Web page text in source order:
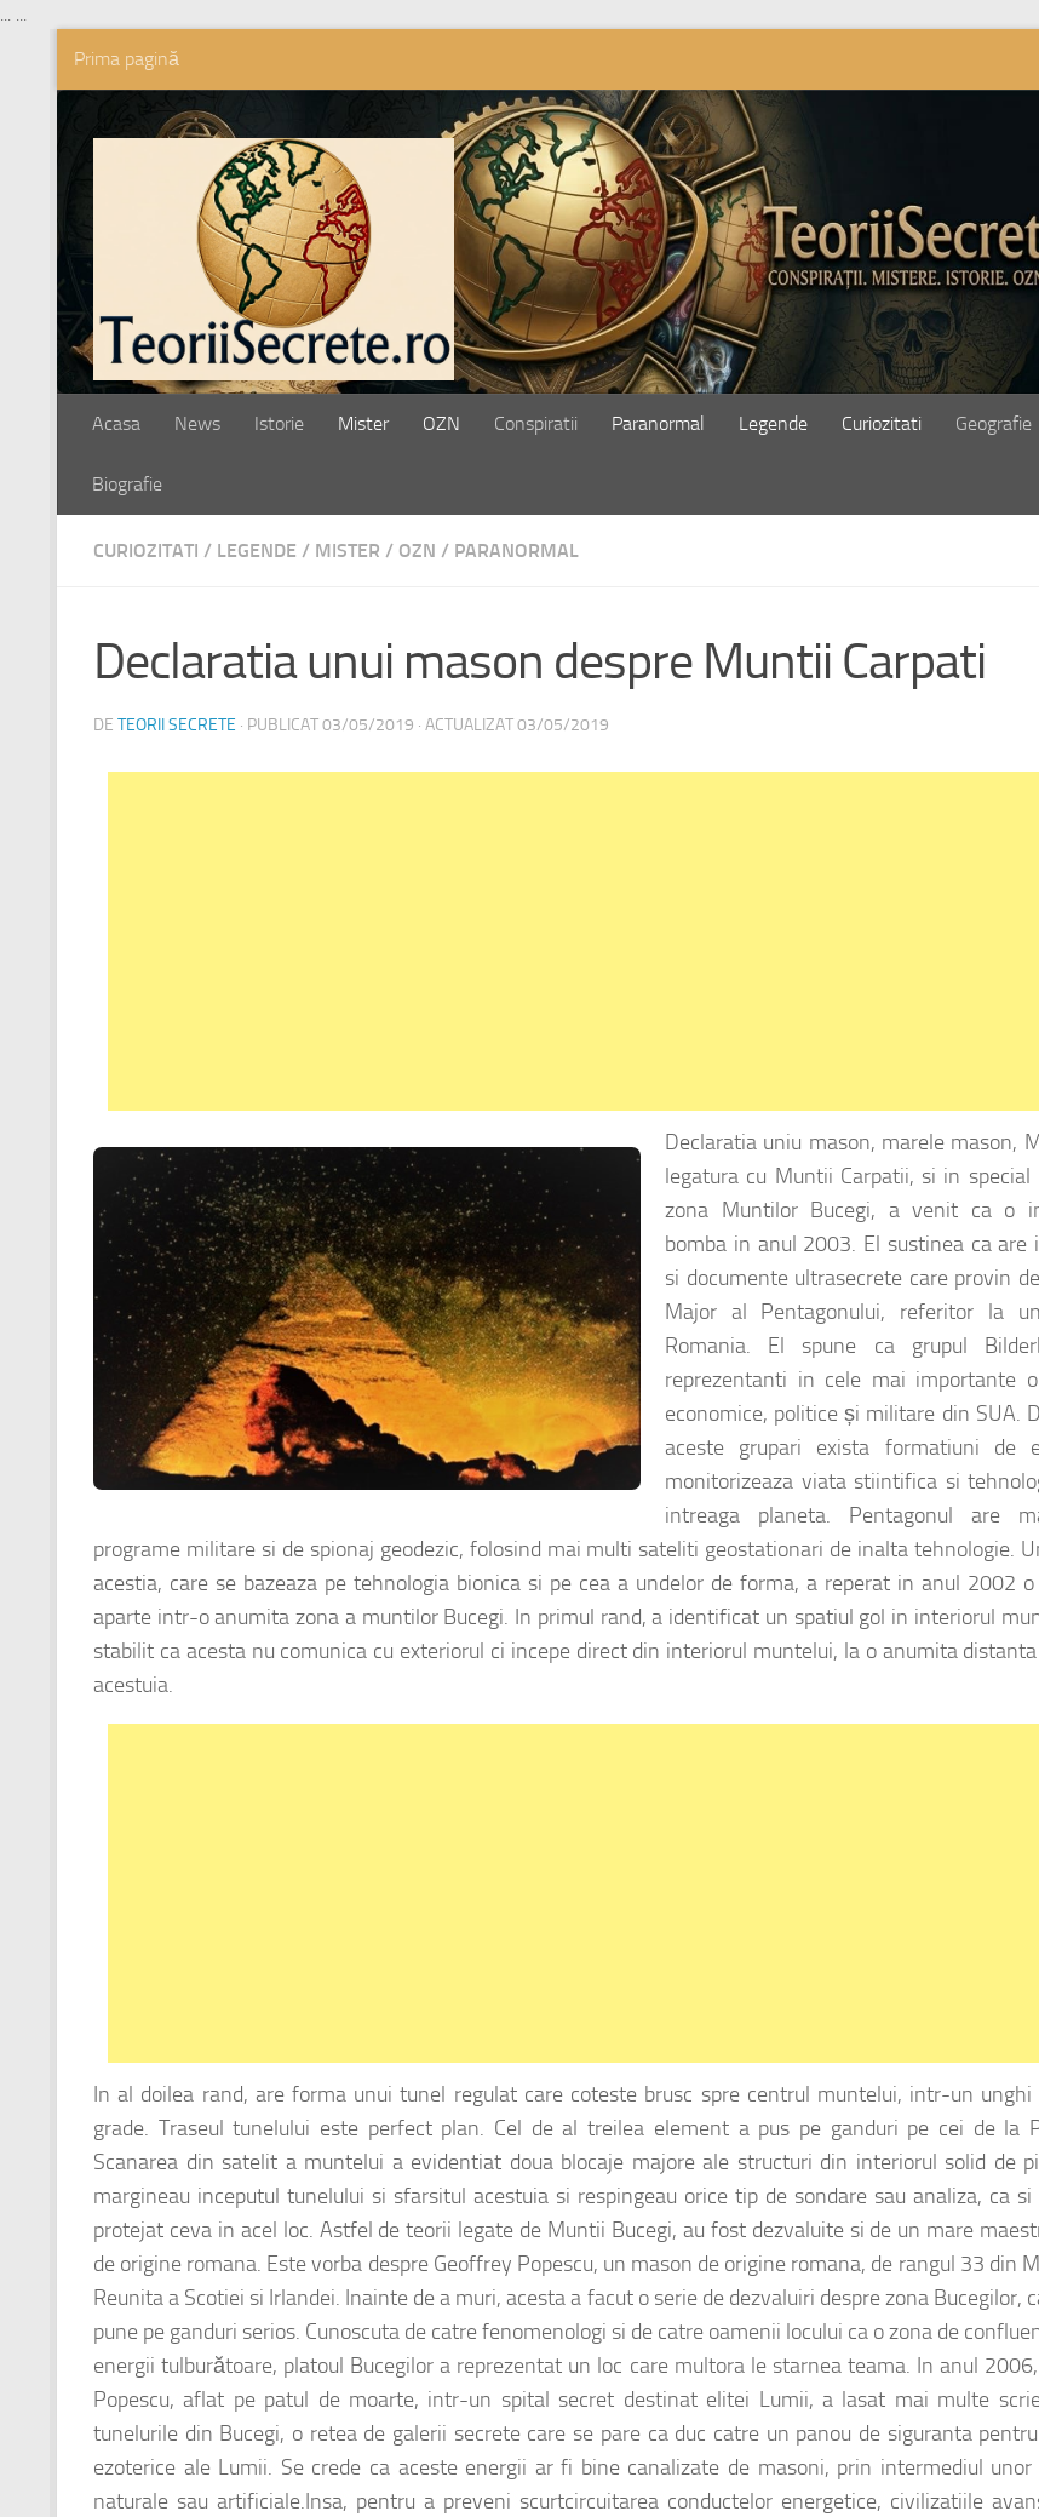
... ...
Skip to content
Prima pagină
Acasa News Istorie Mister OZN Conspiratii Paranormal Legende Curiozitati Geografie
Biografie
CURIOZITATI / LEGENDE / MISTER / OZN / PARANORMAL
Declaratia unui mason despre Muntii Carpati
DE TEORII SECRETE · PUBLICAT03/05/2019 · ACTUALIZAT03/05/2019
Declaratia uniu mason, marele mason,
legatura cu Muntii Carpatii, si in special
zona Muntilor Bucegi, a venit ca o
bomba in anul 2003. El sustinea ca are
si documente ultrasecrete care provin
Major al Pentagonului, referitor la
Romania. El spune ca grupul
reprezentanti in cele mai importante
economice, politice și militare din SUA.
aceste grupari exista formatiuni de
monitorizeaza viata stiintifica si
intreaga planeta. Pentagonul are
programe militare si de spionaj geodezic, folosind mai multi sateliti geostationari de inalta tehnologie.
acestia, care se bazeaza pe tehnologia bionica si pe cea a undelor de forma, a reperat in anul 2002
aparte intr-o anumita zona a muntilor Bucegi. In primul rand, a identificat un spatiul gol in interiorul
stabilit ca acesta nu comunica cu exteriorul ci incepe direct din interiorul muntelui, la o anumita
acestuia.
In al doilea rand, are forma unui tunel regulat care coteste brusc spre centrul muntelui, intr-un
grade. Traseul tunelului este perfect plan. Cel de al treilea element a pus pe ganduri pe cei de la
Scanarea din satelit a muntelui a evidentiat doua blocaje majore ale structuri din interiorul solid de
margineau inceputul tunelului si sfarsitul acestuia si respingeau orice tip de sondare sau analiza, ca
protejat ceva in acel loc. Astfel de teorii legate de Muntii Bucegi, au fost dezvaluite si de un mare
de origine romana. Este vorba despre Geoffrey Popescu, un mason de origine romana, de rangul 33 din
Reunita a Scotiei si Irlandei. Inainte de a muri, acesta a facut o serie de dezvaluiri despre zona Bucegilor,
pune pe ganduri serios. Cunoscuta de catre fenomenologi si de catre oamenii locului ca o zona de
energii tulburătoare, platoul Bucegilor a reprezentat un loc care multora le starnea teama. In anul
Popescu, aflat pe patul de moarte, intr-un spital secret destinat elitei Lumii, a lasat mai multe
tunelurile din Bucegi, o retea de galerii secrete care se pare ca duc catre un panou de siguranta
ezoterice ale Lumii. Se crede ca aceste energii ar fi bine canalizate de masoni, prin intermediul unor
naturale sau artificiale.Insa, pentru a preveni scurtcircuitarea conductelor energetice, civilizatiile